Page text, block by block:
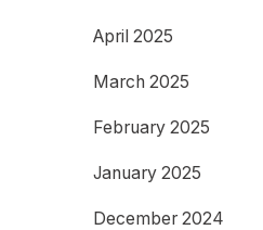
April 2025
March 2025
February 2025
January 2025
December 2024